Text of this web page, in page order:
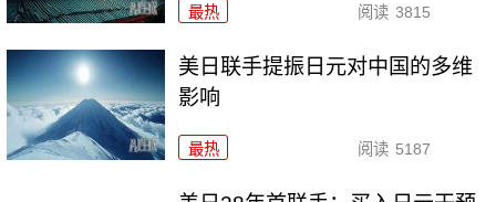
最热 阅读 3815
美日联手提振日元对中国的多维
影响
最热 阅读 5187